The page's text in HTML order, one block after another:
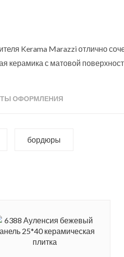
Kerama Marazzi отлично
керамика с матовой
ткань» представлен в
бордюры и плинтусы.
де-Ауленсия, который
культуры.
ОФОРМЛЕНИЯ
бордюры